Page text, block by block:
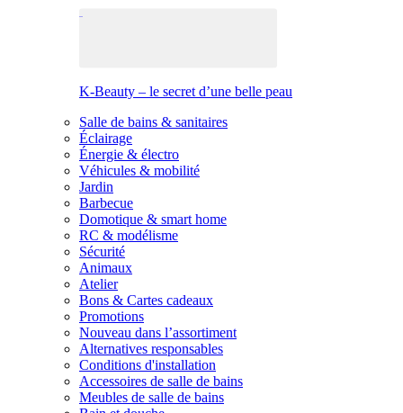
K-Beauty – le secret d’une belle peau
Salle de bains & sanitaires
Éclairage
Énergie & électro
Véhicules & mobilité
Jardin
Barbecue
Domotique & smart home
RC & modélisme
Sécurité
Animaux
Atelier
Bons & Cartes cadeaux
Promotions
Nouveau dans l’assortiment
Alternatives responsables
Conditions d'installation
Accessoires de salle de bains
Meubles de salle de bains